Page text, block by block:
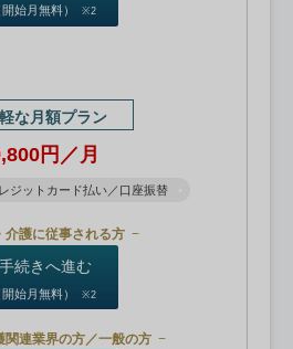
開始月無料） ※2
な月額プラン
円／月
ジットカード払い／口座振替
介護に従事される方
手続きへ進む
開始月無料） ※2
関連業界の方／一般の方